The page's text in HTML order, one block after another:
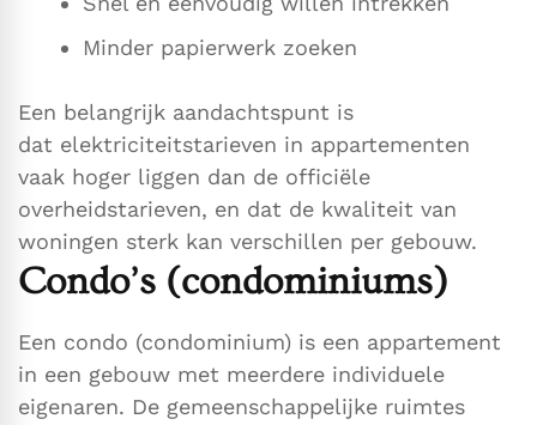
Minder papierwerk zoeken
Een belangrijk aandachtspunt is
dat elektriciteitstarieven in appartementen
vaak hoger liggen dan de officiële
overheidstarieven, en dat de kwaliteit van
woningen sterk kan verschillen per gebouw.
Condo’s (condominiums)
Een condo (condominium) is een appartement
in een gebouw met meerdere individuele
eigenaren. De gemeenschappelijke ruimtes